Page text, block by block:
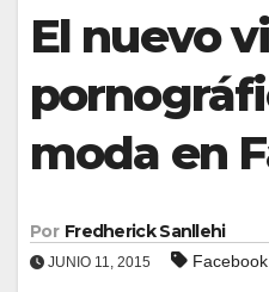
El nuevo
moda en
Por Fredherick Sanllehi
JUNIO 11, 2015 Facebook